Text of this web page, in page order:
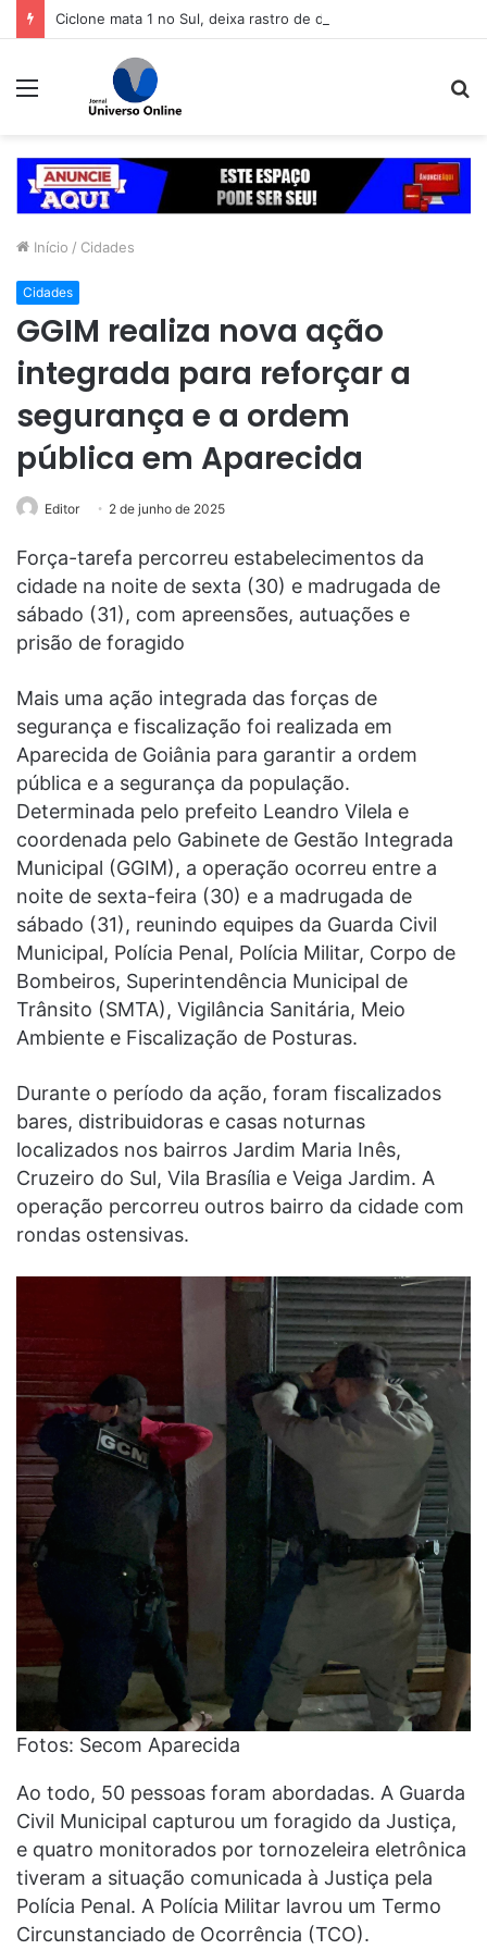
Menu
Início / Cidades
Cidades
GGIM realiza nova ação
integrada para reforçar a
segurança e a ordem
pública em Aparecida
Editor 2 de junho de 2025
Força-tarefa percorreu estabelecimentos da
cidade na noite de sexta (30) e madrugada de
sábado (31), com apreensões, autuações e
prisão de foragido
Mais uma ação integrada das forças de
segurança e fiscalização foi realizada em
Aparecida de Goiânia para garantir a ordem
pública e a segurança da população.
Determinada pelo prefeito Leandro Vilela e
coordenada pelo Gabinete de Gestão Integrada
Municipal (GGIM), a operação ocorreu entre a
noite de sexta-feira (30) e a madrugada de
sábado (31), reunindo equipes da Guarda Civil
Municipal, Polícia Penal, Polícia Militar, Corpo de
Bombeiros, Superintendência Municipal de
Trânsito (SMTA), Vigilância Sanitária, Meio
Ambiente e Fiscalização de Posturas.
Durante o período da ação, foram fiscalizados
bares, distribuidoras e casas noturnas
localizados nos bairros Jardim Maria Inês,
Cruzeiro do Sul, Vila Brasília e Veiga Jardim. A
operação percorreu outros bairro da cidade com
rondas ostensivas.
Fotos: Secom Aparecida
Ao todo, 50 pessoas foram abordadas. A Guarda
Civil Municipal capturou um foragido da Justiça,
e quatro monitorados por tornozeleira eletrônica
tiveram a situação comunicada à Justiça pela
Polícia Penal. A Polícia Militar lavrou um Termo
Circunstanciado de Ocorrência (TCO).